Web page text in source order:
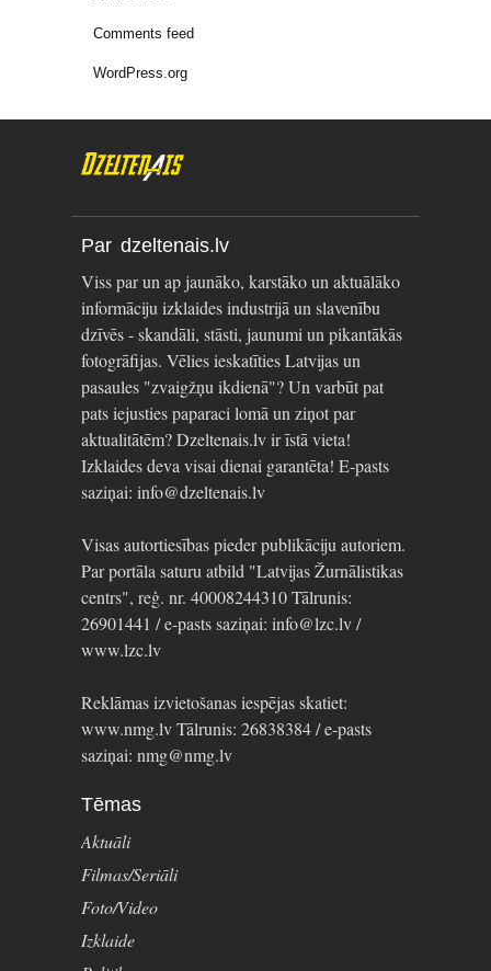
Comments feed
WordPress.org
Par dzeltenais.lv
Viss par un ap jaunāko, karstāko un aktuālāko
informāciju izklaides industrijā un slavenību
dzīvēs - skandāli, stāsti, jaunumi un pikantākās
fotogrāfijas. Vēlies ieskatīties Latvijas un
pasaules "zvaigžņu ikdienā"? Un varbūt pat
pats iejusties paparaci lomā un ziņot par
aktualitātēm? Dzeltenais.lv ir īstā vieta!
Izklaides deva visai dienai garantēta! E-pasts
saziņai: info@dzeltenais.lv
Visas autortiesības pieder publikāciju autoriem.
Par portāla saturu atbild "Latvijas Žurnālistikas
centrs", reģ. nr. 40008244310 Tālrunis:
26901441 / e-pasts saziņai: info@lzc.lv /
www.lzc.lv
Reklāmas izvietošanas iespējas skatiet:
www.nmg.lv Tālrunis: 26838384 / e-pasts
saziņai: nmg@nmg.lv
Tēmas
Aktuāli
Filmas/Seriāli
Foto/Video
Izklaide